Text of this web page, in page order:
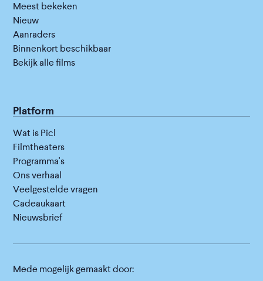
Meest bekeken
Nieuw
Aanraders
Binnenkort beschikbaar
Bekijk alle films
Platform
Wat is Picl
Filmtheaters
Programma's
Ons verhaal
Veelgestelde vragen
Cadeaukaart
Nieuwsbrief
Mede mogelijk gemaakt door: